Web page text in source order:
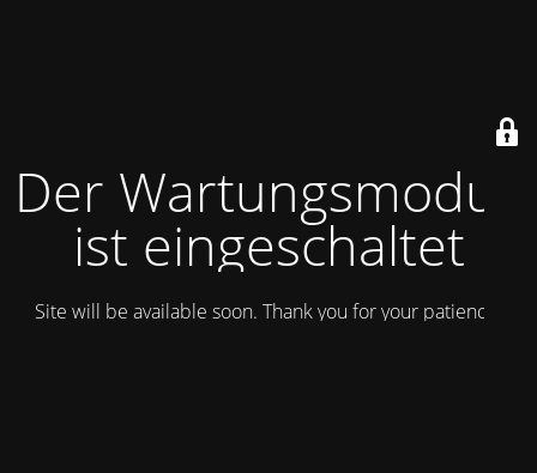
Der Wartungsmodus
ist eingeschaltet
Site will be available soon. Thank you for your patience!